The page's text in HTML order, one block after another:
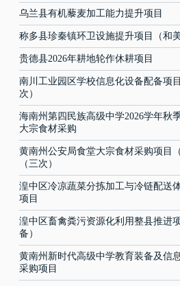
乌兰县有机藜麦加工能力提升项目
称多县珍秦镇环卫设施提升项目（和美
贵德县2026年耕地轮作休耕项目
南川工业园区学校信息化设备配备项
次）
海南州第四民族高级中学2026学年秋
大宗食材采购
黄南州公安局食堂大宗食材采购项目（
（三次）
湟中区冷凉蔬菜分拣加工与冷链配送
项目
湟中区畜禽粪污资源化利用整县推进
备）
黄南州新时代高级中学教育装备及信
采购项目